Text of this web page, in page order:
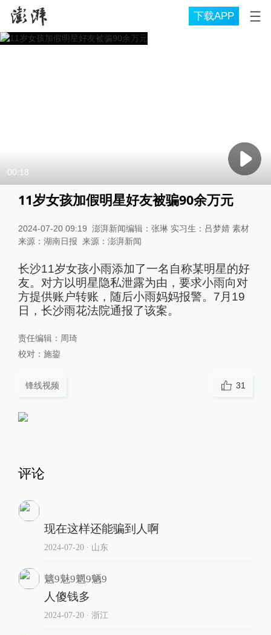
下载APP
00:18
11岁女孩加假明星好友被骗90余万元
2024-07-20 09:19 澎湃新闻编辑：张琳 实习生：吕梦婧 素材
来源：湖南日报 来源： 澎湃新闻
长沙11岁女孩小雨添加了一名自称某明星的好
友。对方以明星隐私泄露为由，要求小雨向对
方提供账户转账，随后小雨妈妈报警。7月19
日，长沙雨花法院通报了该案。
责任编辑： 周琦
校对： 施鋆
锋线视频 31
评论
现在这样还能骗到人啊
2024-07-20∙ 山东
魑9魅9魍9魉9
人傻钱多
2024-07-20∙ 浙江